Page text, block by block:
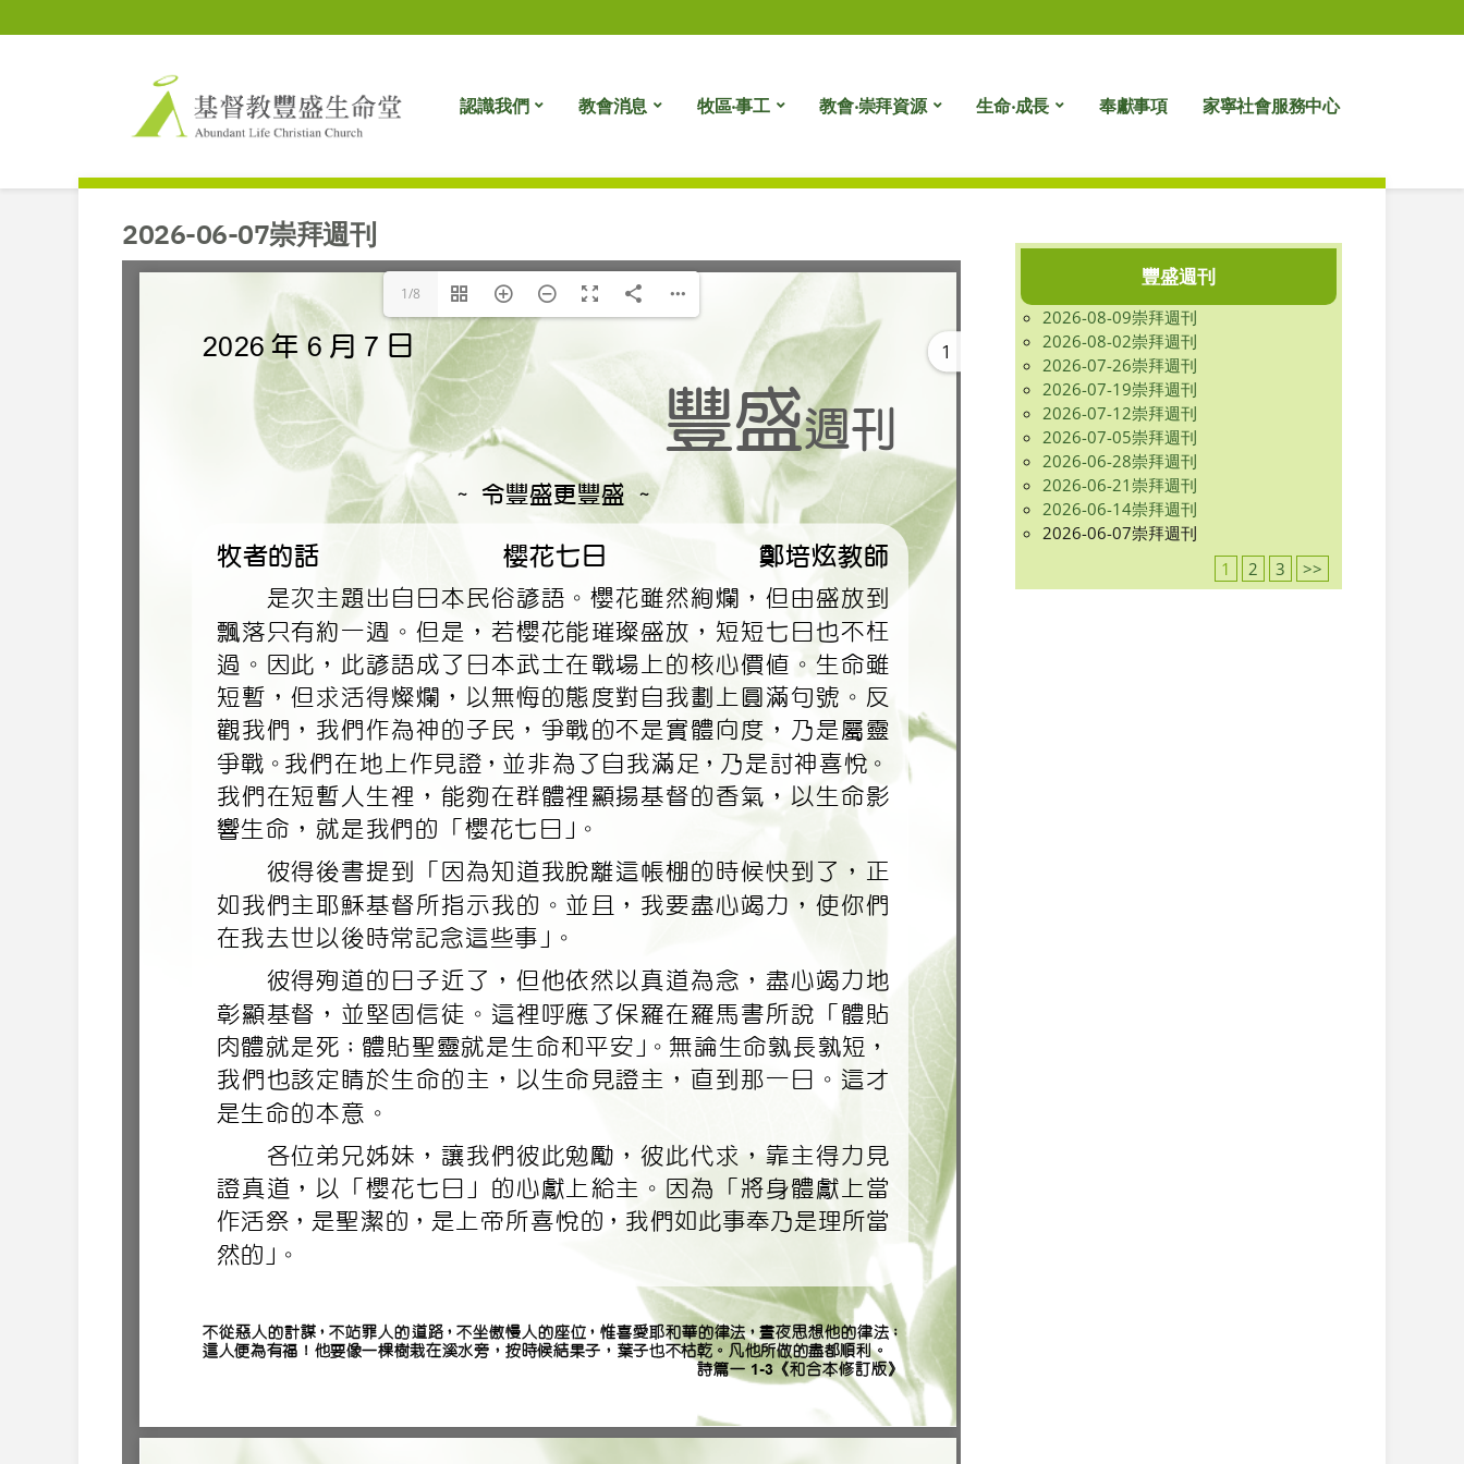
認識我們 教會消息 牧區‧事工 教會‧崇拜資源 生命‧成長 奉獻事項 家寧社會服務中心
2026-06-07崇拜週刊
1/8
1
豐盛週刊
2026-08-09崇拜週刊
2026-08-02崇拜週刊
2026-07-26崇拜週刊
2026-07-19崇拜週刊
2026-07-12崇拜週刊
2026-07-05崇拜週刊
2026-06-28崇拜週刊
2026-06-21崇拜週刊
2026-06-14崇拜週刊
2026-06-07崇拜週刊
1
2 3 >>